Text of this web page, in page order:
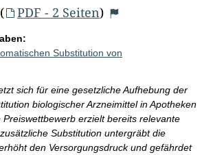
( PDF - 2 Seiten)
Substitution von
sich für eine gesetzliche Aufhebung der
biologischer Arzneimittel in Apotheken
erzielt bereits relevante
Substitution untergräbt die
den Versorgungsdruck und gefährdet